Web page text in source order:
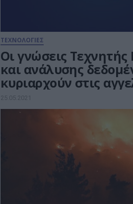
ΤΕΧΝΟΛΟΓΙΕΣ
Οι γνώσεις
και ανάλυσης
κυριαρχούν στις
25.05.2021